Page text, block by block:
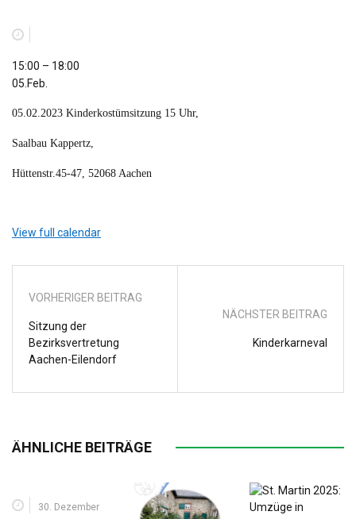
Kinderkostümsitzung-
KG
Narrenzunft
e.V.
15:00 – 18:00
05.Feb.
05.02.2023 Kinderkostümsitzung 15 Uhr,
Saalbau Kappertz,
Hüttenstr.45-47, 52068 Aachen
View full calendar
VORHERIGER BEITRAG
Sitzung der
Bezirksvertretung
Aachen-Eilendorf
NÄCHSTER BEITRAG
Kinderkarneval
ÄHNLICHE BEITRÄGE
30. Dezember